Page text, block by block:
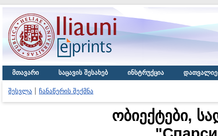
მთავარი საცავის შესახებ ინსტრუქცია
შესვლა ჩანაწერის შექმნა
ობიექტები,